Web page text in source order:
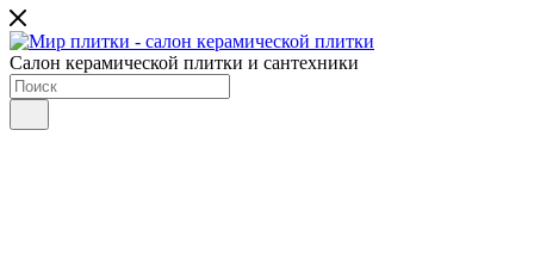
Салон керамической плитки и сантехники